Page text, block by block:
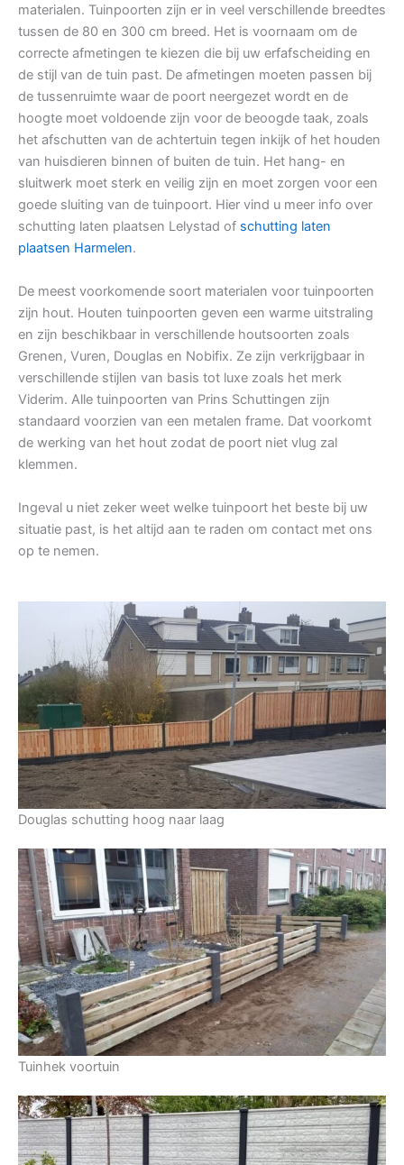
materialen. Tuinpoorten zijn er in veel verschillende breedtes
tussen de 80 en 300 cm breed. Het is voornaam om de
correcte afmetingen te kiezen die bij uw erfafscheiding en
de stijl van de tuin past. De afmetingen moeten passen bij
de tussenruimte waar de poort neergezet wordt en de
hoogte moet voldoende zijn voor de beoogde taak, zoals
het afschutten van de achtertuin tegen inkijk of het houden
van huisdieren binnen of buiten de tuin. Het hang- en
sluitwerk moet sterk en veilig zijn en moet zorgen voor een
goede sluiting van de tuinpoort. Hier vind u meer info over
schutting laten plaatsen Lelystad of schutting laten
plaatsen Harmelen.
De meest voorkomende soort materialen voor tuinpoorten
zijn hout. Houten tuinpoorten geven een warme uitstraling
en zijn beschikbaar in verschillende houtsoorten zoals
Grenen, Vuren, Douglas en Nobifix. Ze zijn verkrijgbaar in
verschillende stijlen van basis tot luxe zoals het merk
Viderim. Alle tuinpoorten van Prins Schuttingen zijn
standaard voorzien van een metalen frame. Dat voorkomt
de werking van het hout zodat de poort niet vlug zal
klemmen.
Ingeval u niet zeker weet welke tuinpoort het beste bij uw
situatie past, is het altijd aan te raden om contact met ons
op te nemen.
Douglas schutting hoog naar laag
Tuinhek voortuin